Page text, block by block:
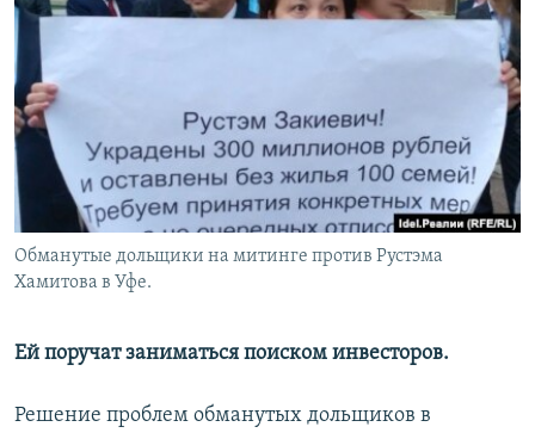
СИБИРЬ.РЕАЛИИ
РАСПИСАНИЕ ВЕЩАНИЯ
ПОДПИШИТЕСЬ НА РАССЫЛКУ
СОЦИАЛЬНЫЕ СЕТИ
Обманутые дольщики на митинге против Рустэма
Хамитова в Уфе.
Ей поручат заниматься поиском инвесторов.
Решение проблем обманутых дольщиков в